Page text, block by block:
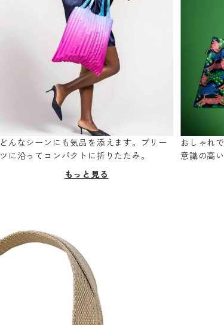
どんなシーンにも気品を添えます。プリー
ツに沿ってコンパクトに折りたたみ。
もっと見る
おしゃれ
意識の高